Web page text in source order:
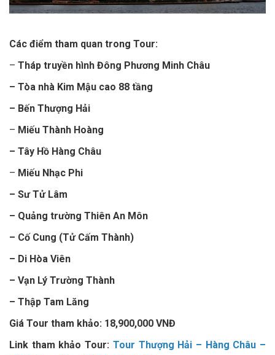
Các điểm tham quan trong Tour:
– Tháp truyền hình Đông Phương Minh Châu
– Tòa nhà Kim Mậu cao 88 tầng
– Bến Thượng Hải
– Miếu Thành Hoàng
– Tây Hồ Hàng Châu
– Miếu Nhạc Phi
– Sư Tử Lâm
– Quảng trường Thiên An Môn
– Cố Cung (Tử Cấm Thành)
– Di Hòa Viên
– Vạn Lý Trường Thành
– Thập Tam Lăng
Giá Tour tham khảo: 18,900,000 VNĐ
Link tham khảo Tour: Tour Thượng Hải – Hàng Châu –